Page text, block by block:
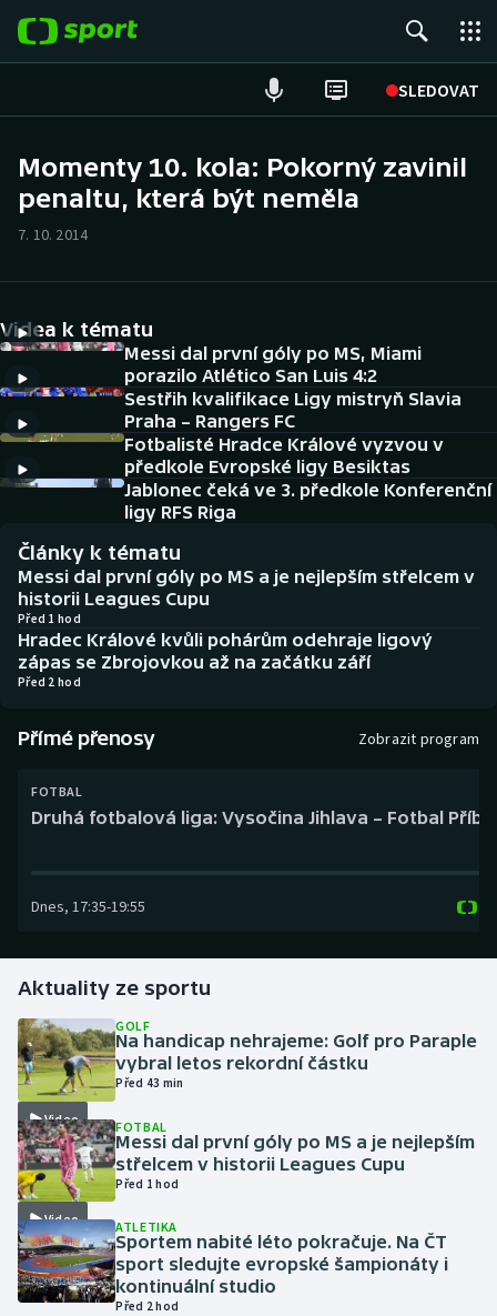
SLEDOVAT
Hokej
Cyklistika
DALŠÍ SPORTY
Americký fotbal
Baseball a softbal
Basketbal
Biatlon
Boby a skeleton
Box
Golf
Gymnastika
Házená
Jezdectví
Judo
Krasobruslení
NEPŘEHLÉDNĚTE
Historické návraty
Aplikace ČT sport
AZ kvíz
Momenty 10. kola: Pokorný zavinil
penaltu, která být neměla
7. 10. 2014
Videa k tématu
Messi dal první góly po MS, Miami
porazilo Atlético San Luis 4:2
Sestřih kvalifikace Ligy mistryň Slavia
Praha – Rangers FC
Fotbalisté Hradce Králové vyzvou v
předkole Evropské ligy Besiktas
Jablonec čeká ve 3. předkole Konferenční
ligy RFS Riga
Články k tématu
Messi dal první góly po MS a je nejlepším střelcem v
historii Leagues Cupu
Před 1 hod
Hradec Králové kvůli pohárům odehraje ligový
zápas se Zbrojovkou až na začátku září
Před 2 hod
Přímé přenosy Zobrazit program
FOTBAL
Druhá fotbalová liga: Vysočina Jihlava – Fotbal
Dnes, 17:35-19:55
Aktuality ze sportu
Video
GOLF
Na handicap nehrajeme: Golf pro Paraple
vybral letos rekordní částku
Před 43 min
Video
FOTBAL
Messi dal první góly po MS a je nejlepším
střelcem v historii Leagues Cupu
Před 1 hod
ATLETIKA
Sportem nabité léto pokračuje. Na ČT
sport sledujte evropské šampionáty i
kontinuální studio
Před 2 hod